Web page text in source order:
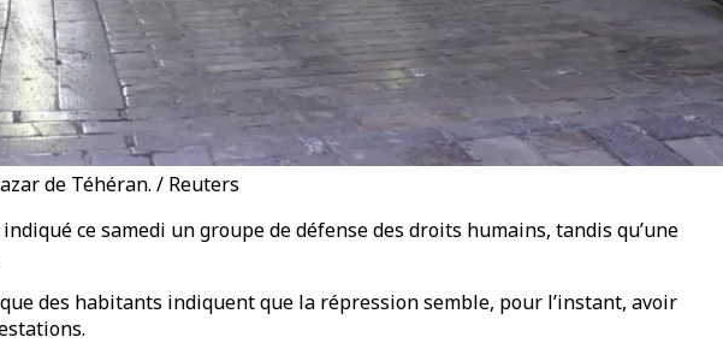
de Téhéran. / Reuters
ce samedi un groupe de défense des droits humains, tandis qu’une
des habitants indiquent que la répression semble, pour l’instant, avoir